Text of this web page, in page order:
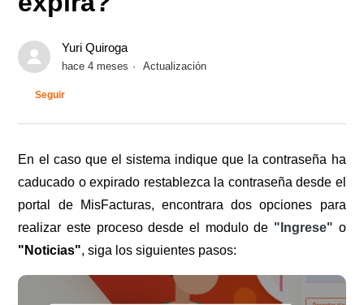
Yuri Quiroga
hace 4 meses Actualización
Seguir
En el caso que el sistema indique que la contraseña ha
caducado o expirado restablezca la contraseña desde el
portal de MisFacturas, encontrara dos opciones para
realizar este proceso desde el modulo de "Ingrese" o
"Noticias", siga los siguientes pasos: